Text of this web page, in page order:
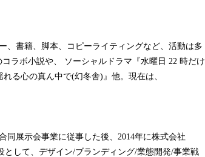
、書籍、脚本、コピーライティングなど、活動は多
ラボ小説や、 ソーシャルドラマ『水曜日 22 時だけ
る心の真ん中で(幻冬舎)』他。現在は、
同展示会事業に従事した後、2014年に株式会社
して、デザイン/ブランディング/業態開発/事業戦